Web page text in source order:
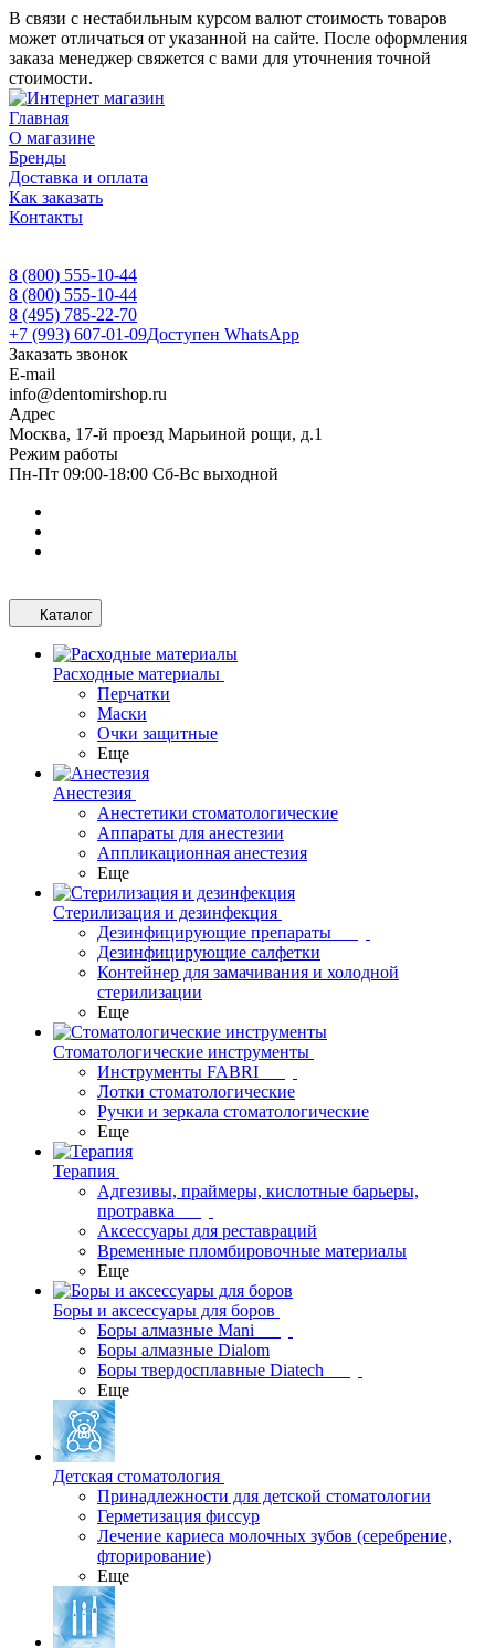
В связи с нестабильным курсом валют стоимость товаров
может отличаться от указанной на сайте. После оформления
заказа менеджер свяжется с вами для уточнения точной
стоимости.
Главная
О магазине
Бренды
Доставка и оплата
Как заказать
Контакты
8 (800) 555-10-44
8 (800) 555-10-44
8 (495) 785-22-70
+7 (993) 607-01-09Доступен WhatsApp
Заказать звонок
E-mail
info@dentomirshop.ru
Адрес
Москва, 17-й проезд Марьиной рощи, д.1
Режим работы
Пн-Пт 09:00-18:00 Сб-Вс выходной
Каталог
Расходные материалы
Перчатки
Маски
Очки защитные
Еще
Анестезия
Анестетики стоматологические
Аппараты для анестезии
Аппликационная анестезия
Еще
Стерилизация и дезинфекция
Дезинфицирующие препараты
Дезинфицирующие салфетки
Контейнер для замачивания и холодной
стерилизации
Еще
Стоматологические инструменты
Инструменты FABRI
Лотки стоматологические
Ручки и зеркала стоматологические
Еще
Терапия
Адгезивы, праймеры, кислотные барьеры,
протравка
Аксессуары для реставраций
Временные пломбировочные материалы
Еще
Боры и аксессуары для боров
Боры алмазные Mani
Боры алмазные Dialom
Боры твердосплавные Diatech
Еще
Детская стоматология
Принадлежности для детской стоматологии
Герметизация фиссур
Лечение кариеса молочных зубов (серебрение,
фторирование)
Еще